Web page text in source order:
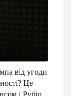
від угоди
Це
і Рубіо,